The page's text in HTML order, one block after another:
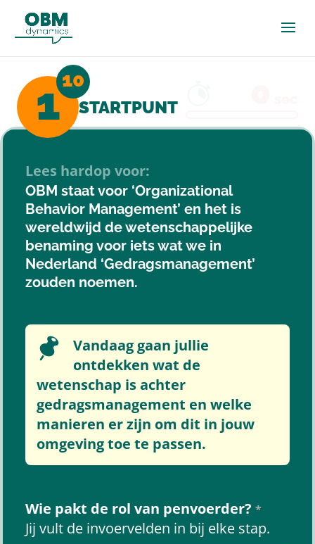
1 STARTPUNT
Lees hardop voor:
OBM staat voor ‘Organizational
Behavior Management’ en het is
wereldwijd de wetenschappelijke
benaming voor iets wat we in
Nederland ‘Gedragsmanagement’
zouden noemen.
Vandaag gaan jullie
ontdekken wat de
wetenschap is achter
gedragsmanagement en welke
manieren er zijn om dit in jouw
omgeving toe te passen.
Wie pakt de rol van penvoerder? *
Jij vult de invoervelden in bij elke stap.